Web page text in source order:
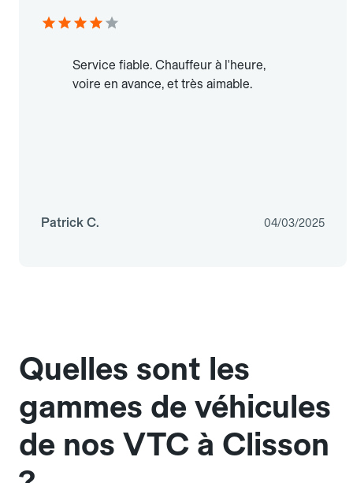
Service fiable. Chauffeur à l'heure,
voire en avance, et très aimable.
Patrick C. 04/03/2025
Quelles sont les
gammes de véhicules
de nos VTC à Clisson